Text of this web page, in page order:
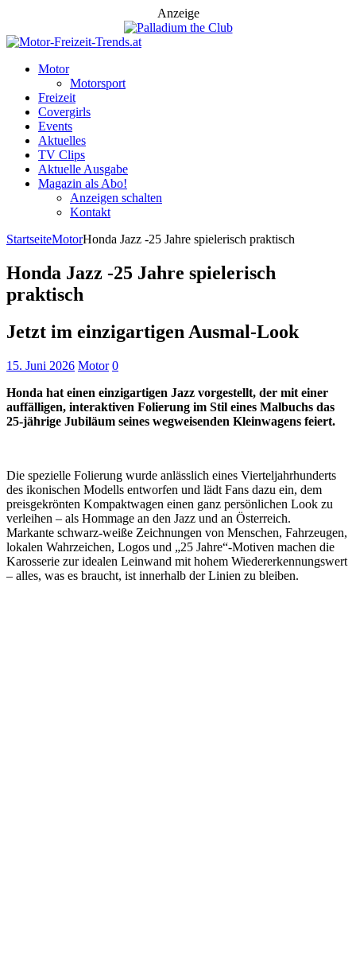
Anzeige
Motor
Motorsport
Freizeit
Covergirls
Events
Aktuelles
TV Clips
Aktuelle Ausgabe
Magazin als Abo!
Anzeigen schalten
Kontakt
StartseiteMotorHonda Jazz -25 Jahre spielerisch praktisch
Honda Jazz -25 Jahre spielerisch
praktisch
Jetzt im einzigartigen Ausmal-Look
15. Juni 2026 Motor 0
Honda hat einen einzigartigen Jazz vorgestellt, der mit einer
auffälligen, interaktiven Folierung im Stil eines Malbuchs das
25‑jährige Jubiläum seines wegweisenden Kleinwagens feiert.
Die spezielle Folierung wurde anlässlich eines Vierteljahrhunderts
des ikonischen Modells entworfen und lädt Fans dazu ein, dem
preisgekrönten Kompaktwagen einen ganz persönlichen Look zu
verleihen – als Hommage an den Jazz und an Österreich.
Markante schwarz-weiße Zeichnungen von Menschen, Fahrzeugen,
lokalen Wahrzeichen, Logos und „25 Jahre“-Motiven machen die
Karosserie zur idealen Leinwand mit hohem Wiedererkennungswert
– alles, was es braucht, ist innerhalb der Linien zu bleiben.